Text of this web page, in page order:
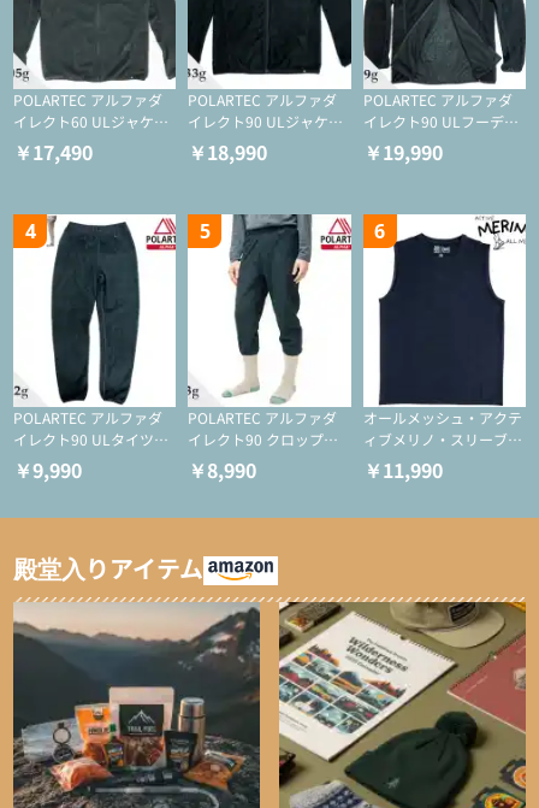
POLARTEC アルファダ
イレクト60 ULジャケッ
ト（登山/ミドルレイヤ
ー/化繊ジャケット）
￥17,490
POLARTEC アルファダ
イレクト90 ULジャケッ
ト（アクティブインサレ
ーション/ミドルレイヤ
￥18,990
POLARTEC アルファダ
イレクト90 ULフーディ
（アクティブインサレー
ション/ミドルレイヤー/
￥19,990
4
POLARTEC アルファダ
イレクト90 ULタイツ
（アクティブインサレー
ション/テント泊用パジ
￥9,990
5
POLARTEC アルファダ
イレクト90 クロップド
ULタイツ（アクティブ
インサレーション/テン
￥8,990
6
オールメッシュ・アクテ
ィブメリノ・スリーブレ
ス
￥11,990
殿堂入りアイテム